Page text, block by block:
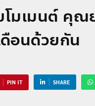
โมเมนต์ คุ
ดือนด้วยกัน
PIN IT SHARE